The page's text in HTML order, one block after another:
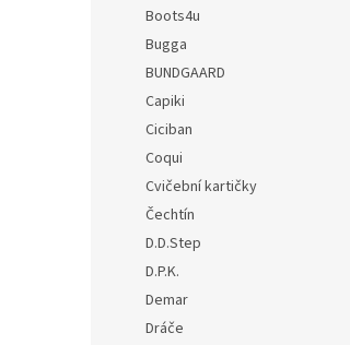
Boots4u
Bugga
BUNDGAARD
Capiki
Ciciban
Coqui
Cvičební kartičky
Čechtín
D.D.Step
D.P.K.
Demar
Dráče